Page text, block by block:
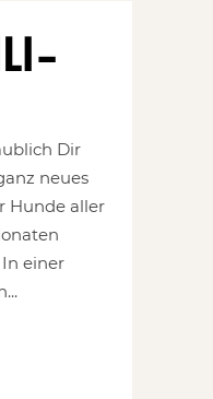
Dir
neues
Hunde aller
einer